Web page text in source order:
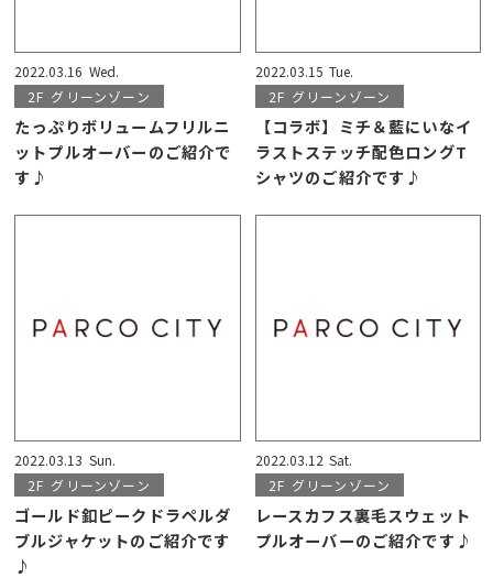
2022.03.16 Wed.
2F グリーンゾーン
たっぷりボリュームフリルニ
ットプルオーバーのご紹介で
す♪
2022.03.15 Tue.
2F グリーンゾーン
【コラボ】ミチ＆藍にいなイ
ラストステッチ配色ロングT
シャツのご紹介です♪
2022.03.13 Sun.
2F グリーンゾーン
ゴールド釦ピークドラペルダ
ブルジャケットのご紹介です
♪
2022.03.12 Sat.
2F グリーンゾーン
レースカフス裏毛スウェット
プルオーバーのご紹介です♪